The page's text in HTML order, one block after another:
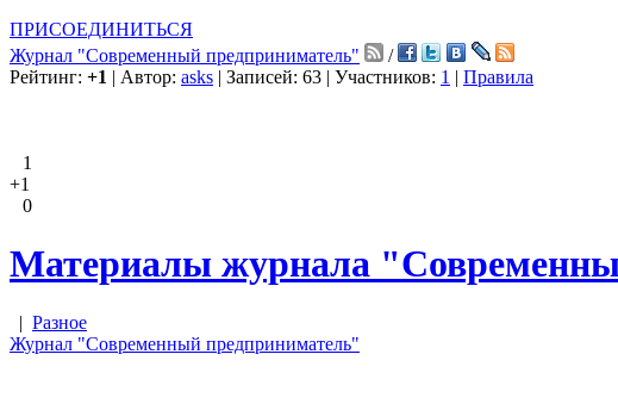
ПРИСОЕДИНИТЬСЯ
Журнал "Современный предприниматель"
/
Рейтинг: +1 | Автор: asks | Записей: 63 | Участников: 1 | Правила
1
+1
0
Материалы журнала
| Разное
Журнал "Современный предприниматель"